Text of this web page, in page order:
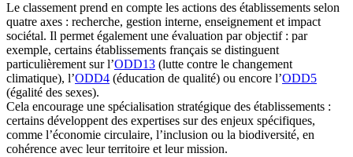
Le classement prend en compte les actions des établissements selon
quatre axes : recherche, gestion interne, enseignement et impact
sociétal. Il permet également une évaluation par objectif : par
exemple, certains établissements français se distinguent
particulièrement sur l’ODD13 (lutte contre le changement
climatique), l’ODD4 (éducation de qualité) ou encore l’ODD5
(égalité des sexes).
Cela encourage une spécialisation stratégique des établissements :
certains développent des expertises sur des enjeux spécifiques,
comme l’économie circulaire, l’inclusion ou la biodiversité, en
cohérence avec leur territoire et leur mission.